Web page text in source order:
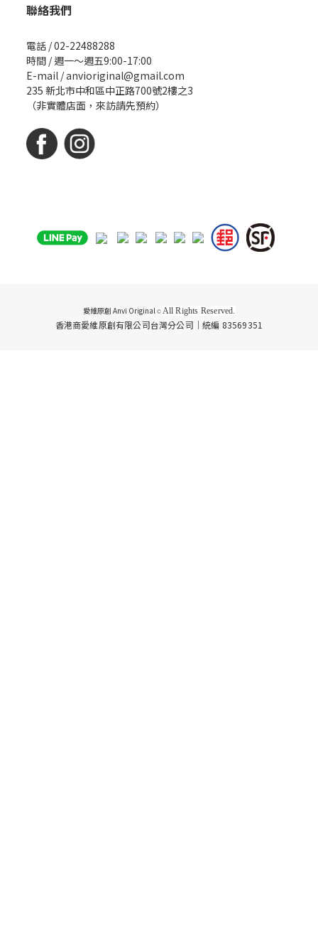
聯絡我們
電話 / 02-22488288
時間 / 週一～週五9:00-17:00
E-mail / anvioriginal@gmail.com
235 新北市中和區中正路700號2樓之3
（非實體店面，來訪請先預約）
愛維原創 Anvi Original © All Rights Reserved.
香港商愛維原創有限公司台灣分公司｜統編 83569351